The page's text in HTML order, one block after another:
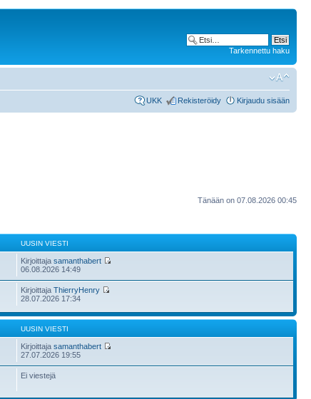
Tarkennettu haku
UKK Rekisteröidy Kirjaudu sisään
Tänään on 07.08.2026 00:45
UUSIN VIESTI
Kirjoittajasamanthabert
06.08.2026 14:49
KirjoittajaThierryHenry
28.07.2026 17:34
UUSIN VIESTI
Kirjoittajasamanthabert
27.07.2026 19:55
Ei viestejä